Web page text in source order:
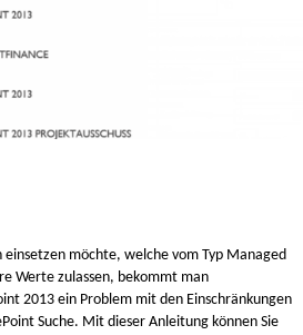
einsetzen möchte, welche vom Typ Managed
Werte zulassen, bekommt man
2013 ein Problem mit den Einschränkungen
Suche. Mit dieser Anleitung können Sie